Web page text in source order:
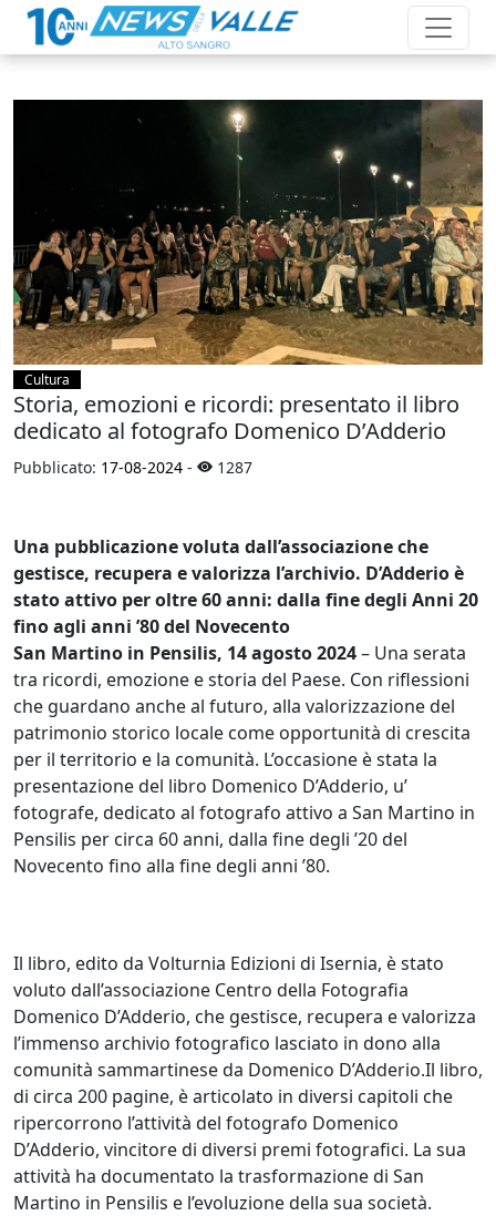
Cultura
Storia, emozioni e ricordi: presentato il libro
dedicato al fotografo Domenico D’Adderio
Pubblicato: 17-08-2024 - 1287
Una pubblicazione voluta dall’associazione che
gestisce, recupera e valorizza l’archivio. D’Adderio è
stato attivo per oltre 60 anni: dalla fine degli Anni 20
fino agli anni ’80 del Novecento
San Martino in Pensilis, 14 agosto 2024– Una serata
tra ricordi, emozione e storia del Paese. Con riflessioni
che guardano anche al futuro, alla valorizzazione del
patrimonio storico locale come opportunità di crescita
per il territorio e la comunità. L’occasione è stata la
presentazione del libro Domenico D’Adderio, u’
fotografe, dedicato al fotografo attivo a San Martino in
Pensilis per circa 60 anni, dalla fine degli ’20 del
Novecento fino alla fine degli anni ’80.
Il libro, edito da Volturnia Edizioni di Isernia, è stato
voluto dall’associazione Centro della Fotografia
Domenico D’Adderio, che gestisce, recupera e valorizza
l’immenso archivio fotografico lasciato in dono alla
comunità sammartinese da Domenico D’Adderio.Il libro,
di circa 200 pagine, è articolato in diversi capitoli che
ripercorrono l’attività del fotografo Domenico
D’Adderio, vincitore di diversi premi fotografici. La sua
attività ha documentato la trasformazione di San
Martino in Pensilis e l’evoluzione della sua società.